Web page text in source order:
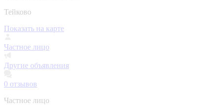
Тейково
Показать на карте
Частное лицо
Другие объявления
0 отзывов
Частное лицо